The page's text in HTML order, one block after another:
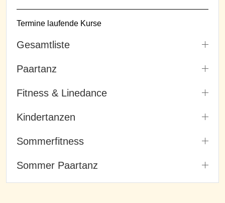
Termine laufende Kurse
Gesamtliste
Paartanz
Fitness & Linedance
Kindertanzen
Sommerfitness
Sommer Paartanz